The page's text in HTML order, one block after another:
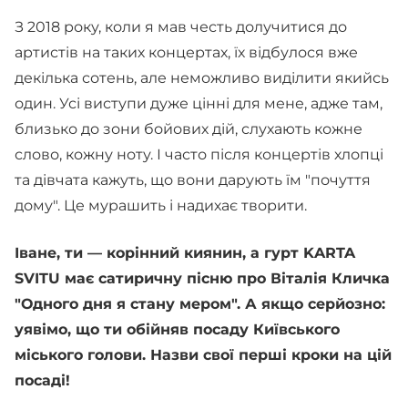
З 2018 року, коли я мав честь долучитися до
артистів на таких концертах, їх відбулося вже
декілька сотень, але неможливо виділити якийсь
один. Усі виступи дуже цінні для мене, адже там,
близько до зони бойових дій, слухають кожне
слово, кожну ноту. І часто після концертів хлопці
та дівчата кажуть, що вони дарують їм "почуття
дому". Це мурашить і надихає творити.
Іване, ти — корінний киянин, а гурт KARTA
SVITU має сатиричну пісню про Віталія Кличка
"Одного дня я стану мером". А якщо серйозно:
уявімо, що ти обійняв посаду Київського
міського голови. Назви свої перші кроки на цій
посаді!